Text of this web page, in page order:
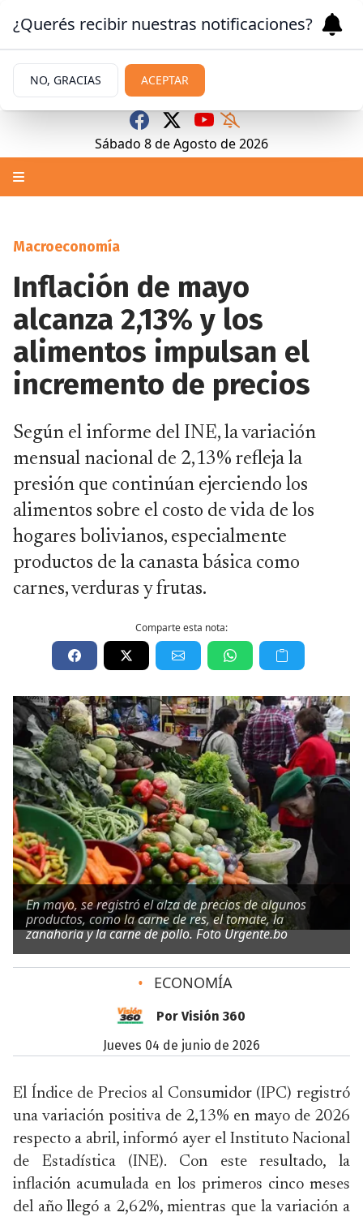
Sábado 8deAgosto de 2026
Macroeconomía
Inflación de mayo
alcanza 2,13% y los
alimentos impulsan el
incremento de precios
Según el informe del INE, la variación
mensual nacional de 2,13% refleja la
presión que continúan ejerciendo los
alimentos sobre el costo de vida de los
hogares bolivianos, especialmente
productos de la canasta básica como
carnes, verduras y frutas.
Comparte esta nota:
En mayo, se registró el alza de precios de algunos
productos, como la carne de res, el tomate, la
zanahoria y la carne de pollo. Foto Urgente.bo
• ECONOMÍA
Por Visión 360
jueves 04 de junio de 2026
El Índice de Precios al Consumidor (IPC) registró
una variación positiva de 2,13% en mayo de 2026
respecto a abril, informó ayer el Instituto Nacional
de Estadística (INE). Con este resultado, la
inflación acumulada en los primeros cinco meses
del año llegó a 2,62%, mientras que la variación a
¿Querés recibir nuestras notificaciones?
NO, GRACIAS ACEPTAR